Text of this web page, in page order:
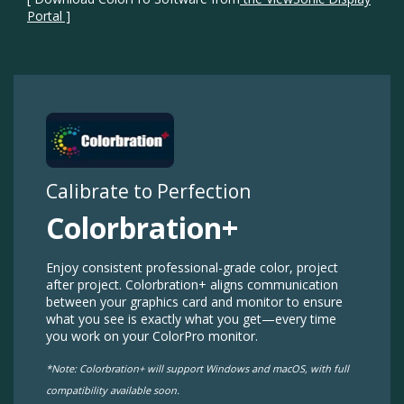
[ Download ColorPro Software from
ColorPro Display
Manager​
Adjust settings, switch color modes, and manage
inputs—without ever touching a button. ColorPro
sleek, on-screen interface, giving you fast, precise
control over your display.​